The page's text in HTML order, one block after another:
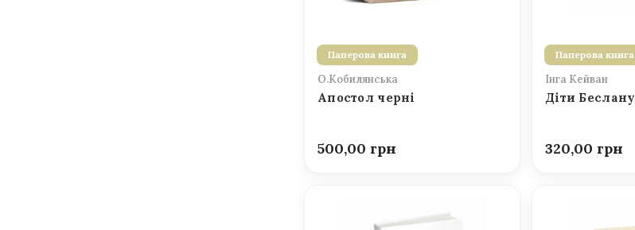
Паперова книга
О.Кобилянська
Апостол черні
500,00
Паперова книга
Інга Кейван
Діти Беслану
320,00